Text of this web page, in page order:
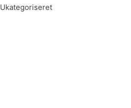
Ukategoriseret